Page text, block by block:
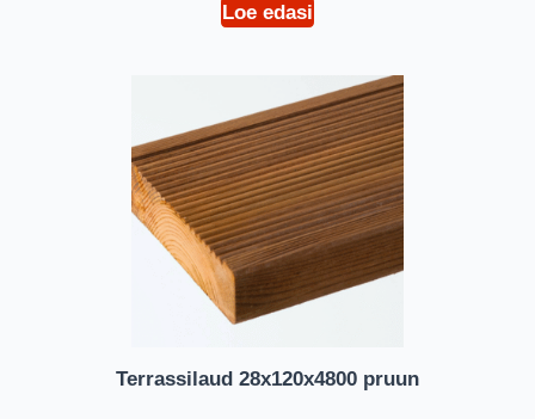
Loe edasi
Terrassilaud 28x120x4800 pruun